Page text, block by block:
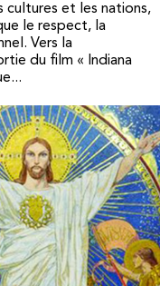
et les nations,
le respect, la
Vers la
du film « Indiana